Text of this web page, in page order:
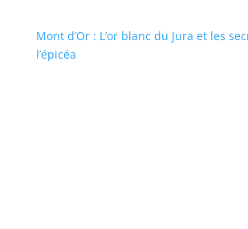
Mont d’Or : L’or blanc du Jura et les
l’épicéa